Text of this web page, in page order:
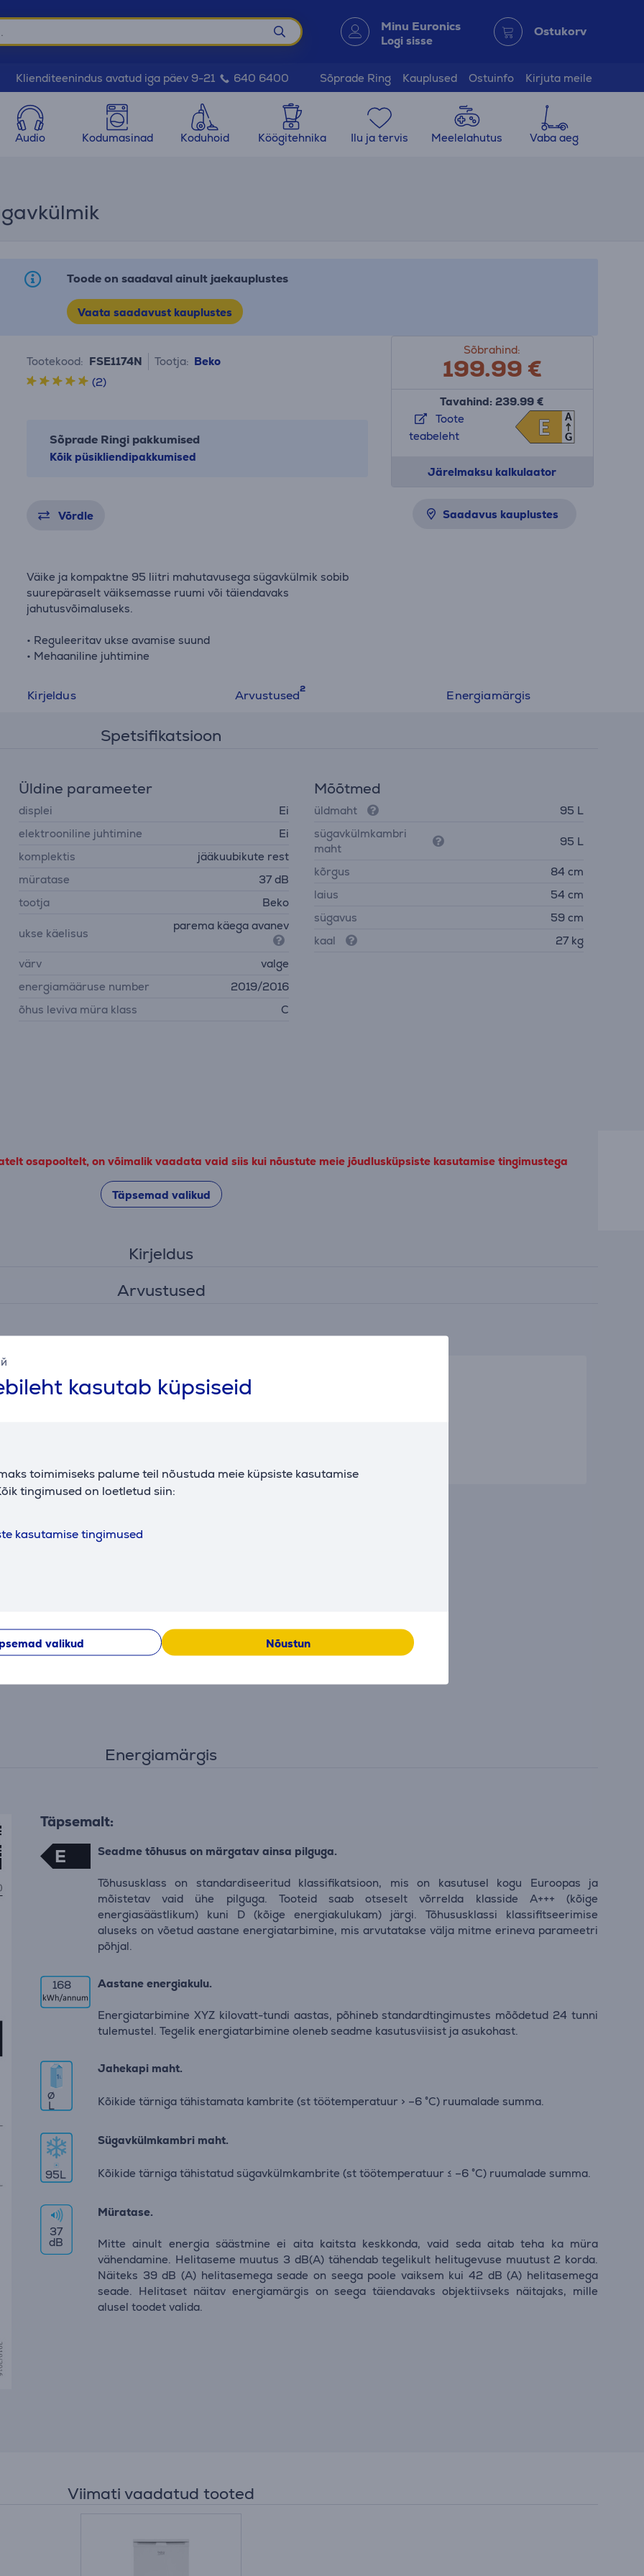
kasutab küpsiseid
toimimiseks palume teil nõustuda meie küpsiste kasutamise
tingimused on loetletud siin:
kasutamise tingimused
valikud Nõustun
Minu Euronics
Logi sisse
Ostukorv
Klienditeenindus avatud iga päev 9-21 640 6400 Sõprade Ring Kauplused Ostuinfo Kirjuta meile
Audio Kodumasinad Koduhoid Köögitehnika Ilu ja tervis Meelelahutus Vaba aeg
Toode on saadaval ainult jaekauplustes
Vaata saadavust kauplustes
Tootekood: FSE1174N Tootja: Beko
(2)
Sõprade Ringi pakkumised
Kõik püsikliendipakkumised
Võrdle
Väike ja kompaktne 95 liitri mahutavusega sügavkülmik sobib
suurepäraselt väiksemasse ruumi või täiendavaks
jahutusvõimaluseks.
• Reguleeritav ukse avamise suund
• Mehaaniline juhtimine
Sõbrahind:
199.99€
Tavahind: 239.99 €
Toote
teabeleht
E
E A
G
Järelmaksu kalkulaator
Saadavus kauplustes
Kirjeldus Arvustused Energiamärgis
Spetsifikatsioon
Üldine parameeter
displei
Ei
elektrooniline juhtimine
Ei
komplektis
jääkuubikute rest
müratase
37 dB
tootja
Beko
ukse käelisus
parema käega avanev
värv
valge
energiamääruse number
2019/2016
õhus leviva müra klass
C
Mõõtmed
üldmaht
95 L
sügavkülmkambri
maht
95 L
kõrgus
84 cm
laius
54 cm
sügavus
59 cm
kaal
27 kg
osapooltelt, on võimalik vaadata vaid siis kui nõustute meie jõudlusküpsiste kasutamise tingimustega
Täpsemad valikud
Kirjeldus
Arvustused
Krista
Energiamärgis
Täpsemalt:
E Seadme tõhusus on märgatav ainsa pilguga.
Tõhususklass on standardiseeritud klassifikatsioon, mis on kasutusel kogu Euroopas ja
mõistetav vaid ühe pilguga. Tooteid saab otseselt võrrelda klasside A+++ (kõige
energiasäästlikum) kuni D (kõige energiakulukam) järgi. Tõhususklassi klassifitseerimise
aluseks on võetud aastane energiatarbimine, mis arvutatakse välja mitme erineva parameetri
põhjal.
168 Aastane energiakulu.
Energiatarbimine XYZ kilovatt-tundi aastas, põhineb standardtingimustes mõõdetud 24 tunni
tulemustel. Tegelik energiatarbimine oleneb seadme kasutusviisist ja asukohast.
∅
L
Jahekapi maht.
Kõikide tärniga tähistamata kambrite (st töötemperatuur > –6 °C) ruumalade summa.
95L
Sügavkülmkambri maht.
Kõikide tärniga tähistatud sügavkülmkambrite (st töötemperatuur ≤ –6 °C) ruumalade summa.
37
dB
Müratase.
Mitte ainult energia säästmine ei aita kaitsta keskkonda, vaid seda aitab teha ka müra
vähendamine. Helitaseme muutus 3 dB(A) tähendab tegelikult helitugevuse muutust 2 korda.
Näiteks 39 dB (A) helitasemega seade on seega poole vaiksem kui 42 dB (A) helitasemega
seade. Helitaset näitav energiamärgis on seega täiendavaks objektiivseks näitajaks, mille
alusel toodet valida.
Viimati vaadatud tooted